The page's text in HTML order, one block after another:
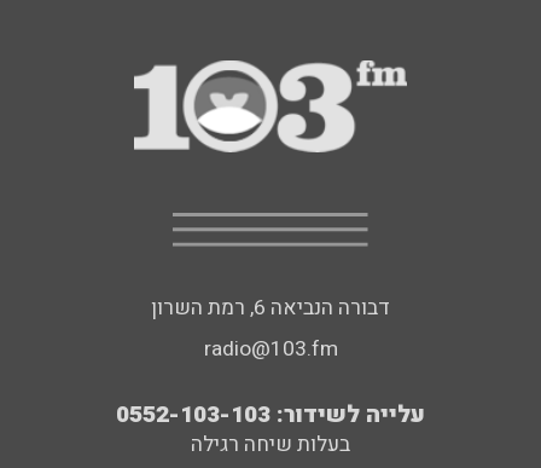
דבורה הנביאה 6, רמת השרון
radio@103.fm
עלייה לשידור: 0552-103-103
בעלות שיחה רגילה